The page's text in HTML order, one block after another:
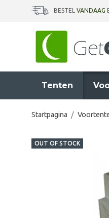
BESTEL VANDAAG
Tenten
Startpagina /
OUT OF STOCK